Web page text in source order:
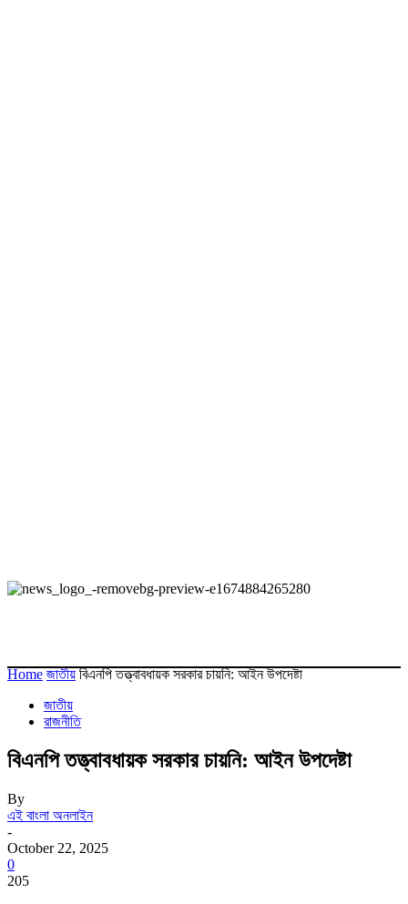
Home জাতীয় বিএনপি তত্ত্বাবধায়ক সরকার চায়নি: আইন উপদেষ্টা
জাতীয়
রাজনীতি
বিএনপি তত্ত্বাবধায়ক সরকার চায়নি: আইন উপদেষ্টা
By
এই বাংলা অনলাইন
-
October 22, 2025
0
205